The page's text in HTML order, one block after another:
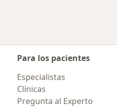
Para los pacientes
Especialistas
Clínicas
Pregunta al Experto